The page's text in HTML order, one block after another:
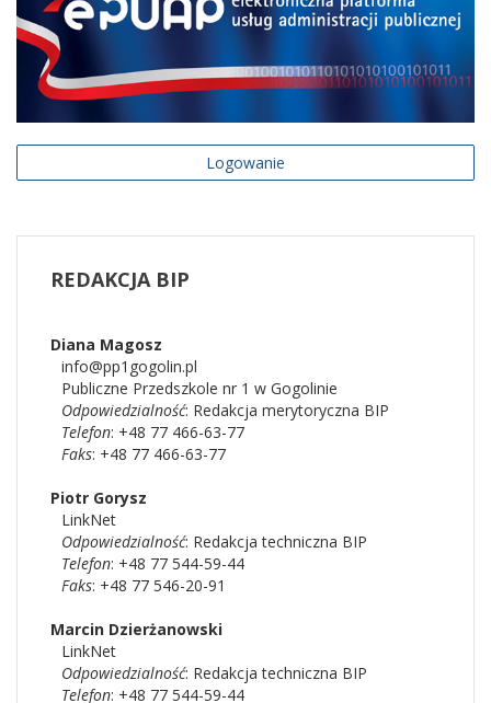
Logowanie
REDAKCJABIP
Diana Magosz
info@pp1gogolin.pl
Publiczne Przedszkole nr 1 w Gogolinie
Odpowiedzialność: Redakcja merytoryczna BIP
Telefon: +48 77 466-63-77
Faks: +48 77 466-63-77
Piotr Gorysz
LinkNet
Odpowiedzialność: Redakcja techniczna BIP
Telefon: +48 77 544-59-44
Faks: +48 77 546-20-91
Marcin Dzierżanowski
LinkNet
Odpowiedzialność: Redakcja techniczna BIP
Telefon: +48 77 544-59-44